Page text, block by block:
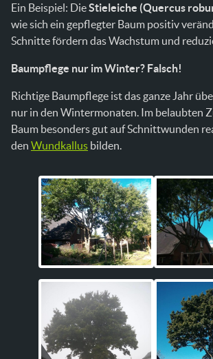
Ein Beispiel: DieStieleiche (Quercus
wie sich ein gepflegter Baum positiv
Schnitte fördern das Wachstum und
Baumpflege nur im Winter? Falsch!
Richtige Baumpflege ist das ganze Jahr
nur in den Wintermonaten. Im belaubten
Baum besonders gut auf Schnittwunden
den Wundkallus bilden.